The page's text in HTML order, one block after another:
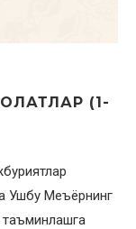
(1-
Ушбу Меъёрнинг